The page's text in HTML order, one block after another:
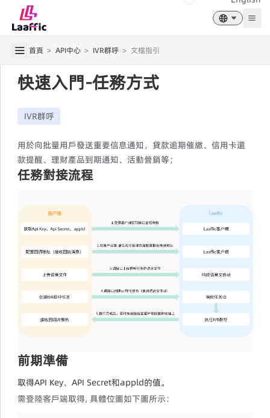
首頁 > API中心 > IVR群呼 > 文檔指引
快速入門-任務方式
IVR群呼
用於向批量用戶發送重要信息通知，貸款逾期催繳、信用卡還
款提醒、理財產品到期通知、活動營銷等；
任務對接流程
前期準備
取得API Key、API Secret和appld的值。
需登陸客戶端取得, 具體位圖如下圖所示：